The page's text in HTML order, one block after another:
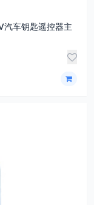
车钥匙遥控器主